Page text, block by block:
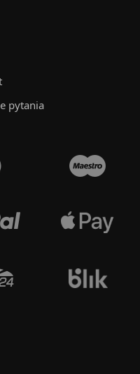
pytania